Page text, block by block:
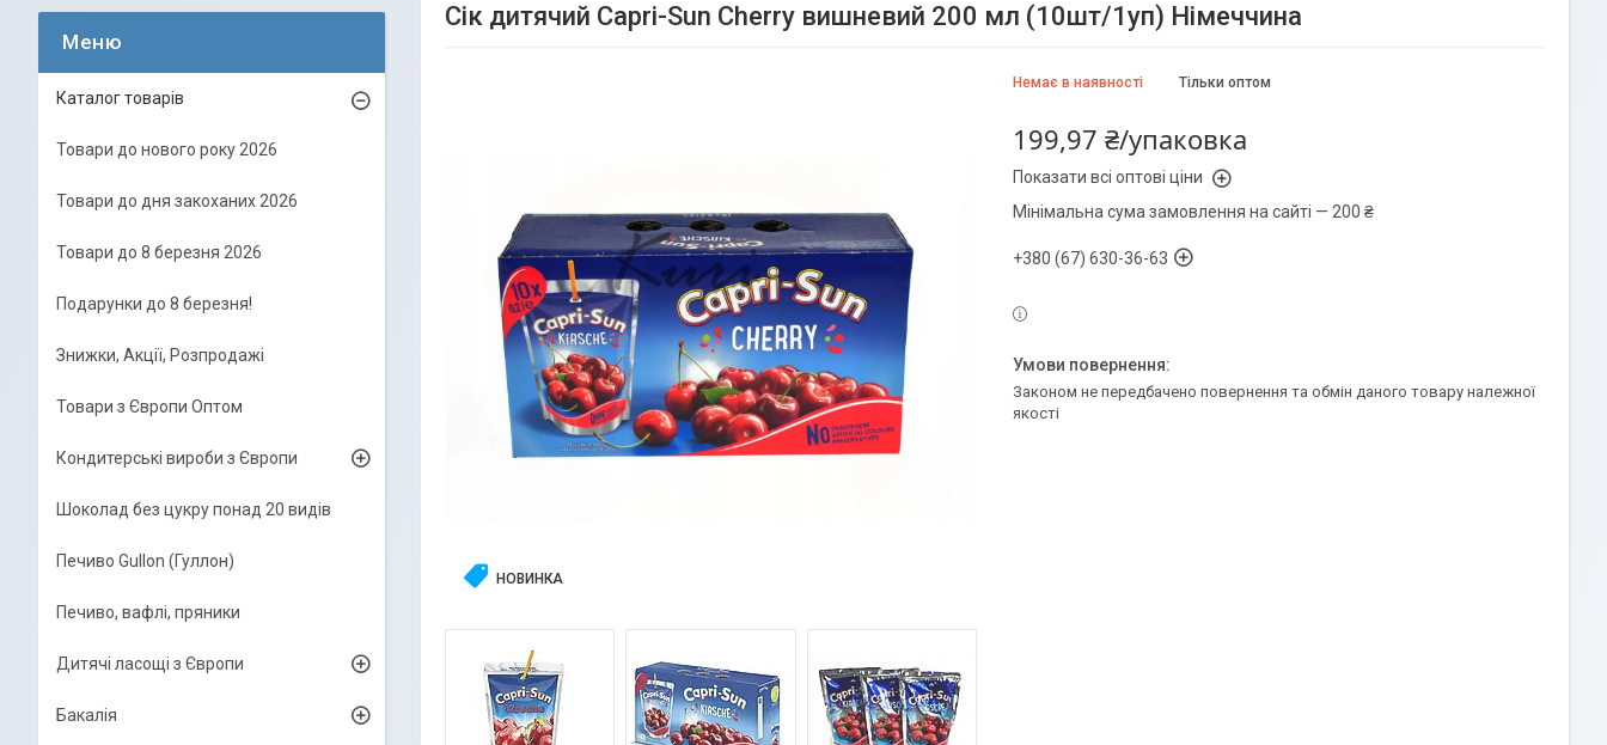
Сік дитячий Capri-Sun Cherry вишневий 200 мл (10шт/1уп) Німеччина
НОВИНКА
Немає в наявності Тільки оптом
199,97 ₴/упаковка
Показати всі оптові ціни
Мінімальна сума замовлення на сайті — 200 ₴
+380 (67) 630-36-63
Законом не передбачено повернення та обмін даного товару належної
якості
Каталог товарів
Товари до нового року 2026
Товари до дня закоханих 2026
Товари до 8 березня 2026
Подарунки до 8 березня!
Знижки, Акції, Розпродажі
Товари з Європи Оптом
Кондитерські вироби з Європи
Шоколад без цукру понад 20 видів
Печиво Gullon (Гуллон)
Печиво, вафлі, пряники
Дитячі ласощі з Європи
Бакалія